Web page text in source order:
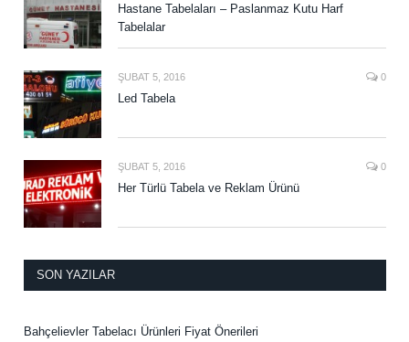
Hastane Tabelaları – Paslanmaz Kutu Harf
Tabelalar
ŞUBAT 5, 2016 0
Led Tabela
ŞUBAT 5, 2016 0
Her Türlü Tabela ve Reklam Ürünü
SON YAZILAR
Bahçelievler Tabelacı Ürünleri Fiyat Önerileri